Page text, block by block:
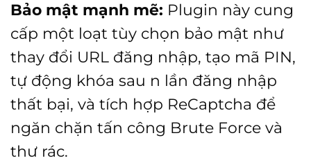
Bảo mật mạnh mẽ: Plugin này cung
cấp một loạt tùy chọn bảo mật như
thay đổi URL đăng nhập, tạo mã PIN,
tự động khóa sau n lần đăng nhập
thất bại, và tích hợp ReCaptcha để
ngăn chặn tấn công Brute Force và
thư rác.